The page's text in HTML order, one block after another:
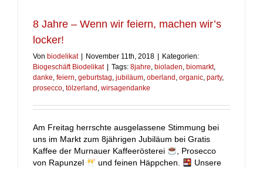
8 Jahre – Wenn wir feiern, machen wir’s
locker!
Von biodelikat November 11th, 2018
Kategorien:
Biogeschäft Biodelikat
Tags: 8jahre, bioladen, biomarkt,
danke, feiern, geburtstag, jubiläum, oberland , organic, party,
prosecco, tölzerland , wirsagendanke
Am Freitag herrschte ausgelassene Stimmung bei
uns im Markt zum 8jährigen Jubiläum bei Gratis
Kaffee der Murnauer Kaffeerösterei
, Prosecco
von Rapunzel
und feinen Häppchen.
Unsere